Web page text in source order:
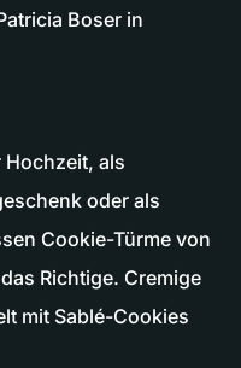
Boser in
Hochzeit, als
oder als
Cookie-Türme von
Richtige. Cremige
mit Sablé-Cookies